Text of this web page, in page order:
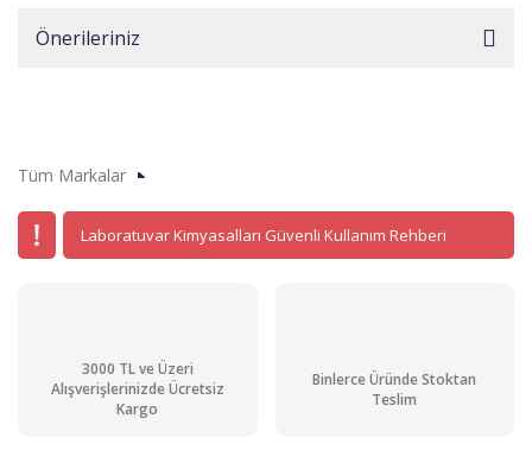
Önerileriniz
Tüm Markalar
Laboratuvar Kimyasalları Güvenli Kullanım Rehberi
3000 TL ve Üzeri
Alışverişlerinizde Ücretsiz
Kargo
Binlerce Üründe Stoktan
Teslim